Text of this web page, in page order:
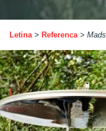
Letina> Referenca>